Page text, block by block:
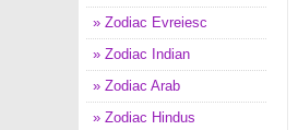
» Zodiac Evreiesc
» Zodiac Indian
» Zodiac Arab
» Zodiac Hindus